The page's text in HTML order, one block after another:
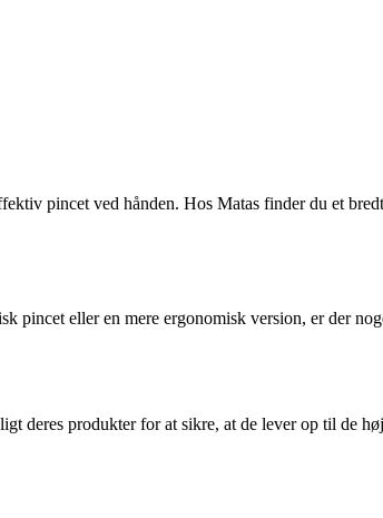
pincet ved hånden. Hos Matas finder du et
eller en mere ergonomisk version, er der
deres produkter for at sikre, at de lever op til de